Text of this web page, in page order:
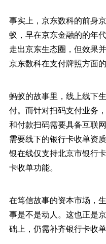
事实上，京东数科的前身
蚁，早在京东金融的的年
走出京东生态圈，但效果
京东数科在支付牌照方面的
蚂蚁的故事里，线上线下
付。而针对扫码支付业务
和付款扫码需要具备互联
需要线下的银行卡收单资
银在线仅支持北京市银行
卡收单功能。
在笃信故事的资本市场，
事是不是动人。这也正是
础上，仍需补齐银行卡收